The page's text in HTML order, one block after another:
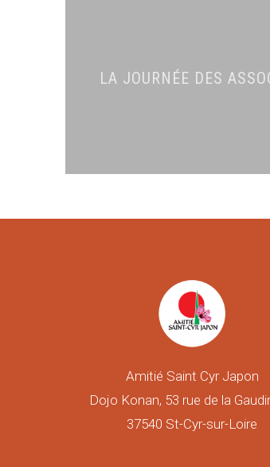
LA JOURNÉE DES
Amitié Saint Cyr Japon
Dojo Konan, 53 rue de la
37540 St-Cyr-sur-Loire